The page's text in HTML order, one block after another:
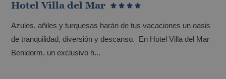
Hotel Villa del Mar
Azules, añiles y turquesas harán de tus vacaciones un oasis
de tranquilidad, diversión y descanso. En Hotel Villa del Mar
Benidorm, un exclusivo h...